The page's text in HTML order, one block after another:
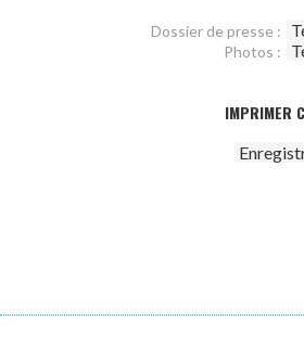
Dossier de presse :
Photos :
IMPRIMER